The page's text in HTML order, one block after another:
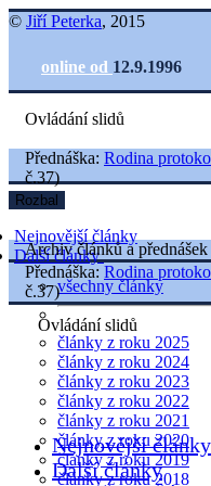
© Jiří Peterka, 2015
online od 12.9.1996
Ovládání slidů
Nejnovější články
Další články
všechny články
články z roku 2025
články z roku 2024
články z roku 2023
články z roku 2022
články z roku 2021
články z roku 2020
články z roku 2019
články z roku 2018
Přednáška: Rodina
č.37)
Rozbal
Archiv článků a
Přednáška: Rodina
č.37)
Ovládání slidů
Nejnovější články
Další články